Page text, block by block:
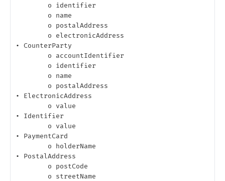
• CounterParty
• ElectronicAddress
• Identifier
• PaymentCard
• PostalAddress